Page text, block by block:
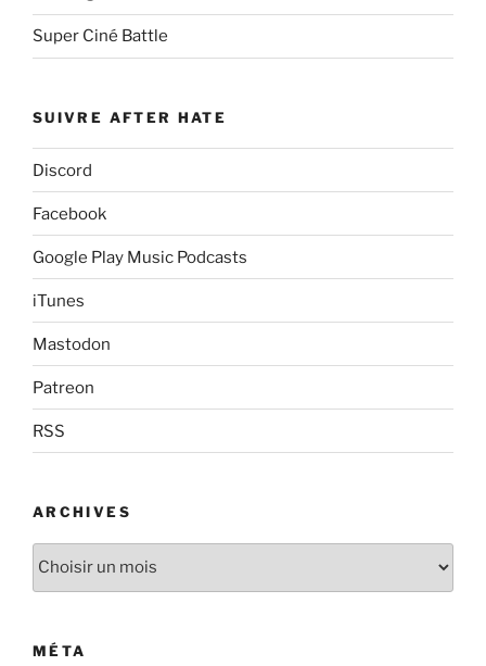
Super Ciné Battle
SUIVRE AFTER HATE
Discord
Facebook
Google Play Music Podcasts
iTunes
Mastodon
Patreon
RSS
ARCHIVES
Archives
MÉTA